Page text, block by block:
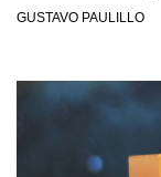
GUSTAVO PAULILLO